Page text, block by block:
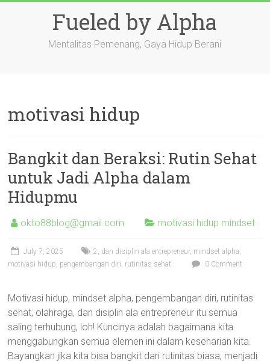
Fueled by Alpha
Mentalitas Pemenang, Gaya Hidup Berani
motivasi hidup
Bangkit dan Beraksi: Rutin Sehat
untuk Jadi Alpha dalam
Hidupmu
okto88blog@gmail.com motivasi hidup mindset
July 7, 2025 2 , dan disiplin ala entrepreneur, mindset alpha,
motivasi hidup, pengembangan diri, rutinitas sehat 0 Comment
Motivasi hidup, mindset alpha, pengembangan diri, rutinitas
sehat, olahraga, dan disiplin ala entrepreneur itu semua
saling terhubung, loh! Kuncinya adalah bagaimana kita
menggabungkan semua elemen ini dalam keseharian kita.
Bayangkan jika kita bisa bangkit dari rutinitas biasa, menjadi